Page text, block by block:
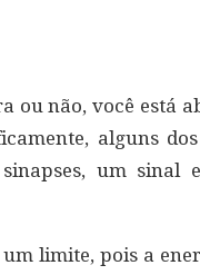
ou não, você está
alguns
um sinal
limite, pois a